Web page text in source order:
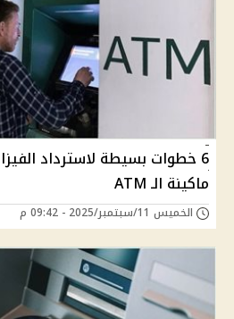
6 خطوات بسيطة لاسترداد
ماكينة الـ ATM
الخميس 11/سبتمبر/2025 - 09:42 م